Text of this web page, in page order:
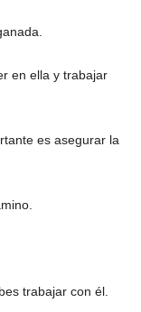
en ella y trabajar
es asegurar la
trabajar con él.